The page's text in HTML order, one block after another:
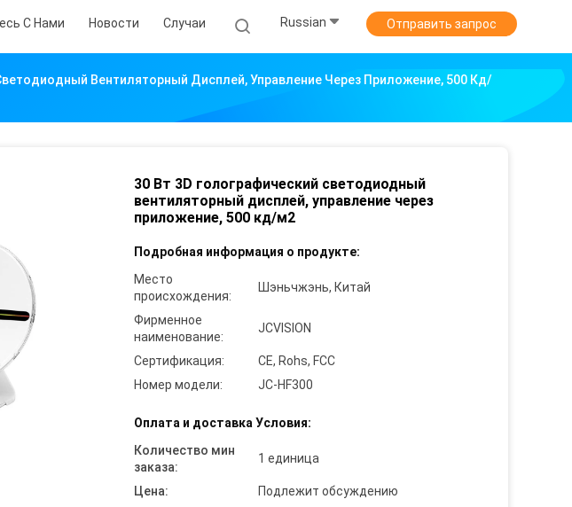
С Нами Новости Случаи Russian Отправить запрос
Вентиляторный Дисплей, Управление Через Приложение, 500 Кд/
30 Вт 3D голографический светодиодный
вентиляторный дисплей, управление через
приложение, 500 кд/м2
Подробная информация о продукте:
Место
происхождения:
Шэньчжэнь, Китай
Фирменное
наименование:
JCVISION
Сертификация:
CE, Rohs, FCC
Номер модели:
JC-HF300
Оплата и доставка Условия:
Количество мин
заказа:
1 единица
Цена:
Подлежит обсуждению